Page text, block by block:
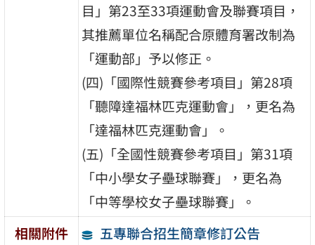
目」第23至33項運動會及聯賽項目，
其推薦單位名稱配合原體育署改制為
「運動部」予以修正。
(四)「國際性競賽參考項目」第28項
「聽障達福林匹克運動會」，更名為
「達福林匹克運動會」。
(五)「全國性競賽參考項目」第31項
「中小學女子壘球聯賽」，更名為
「中等學校女子壘球聯賽」。
相關附件
五專聯合招生簡章修訂公告